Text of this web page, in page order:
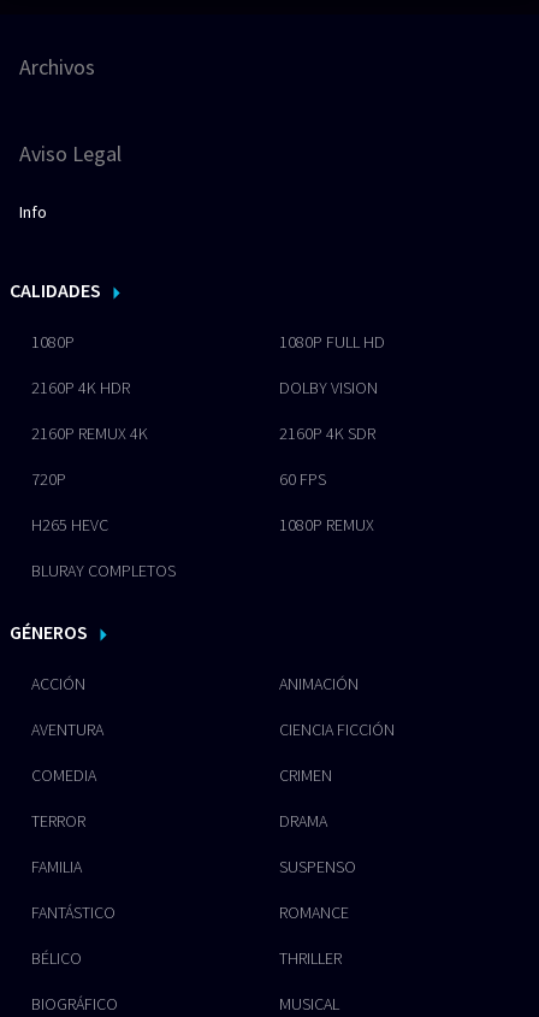
Archivos
Aviso Legal
Info
CALIDADES
1080P 1080P FULL HD
2160P 4K HDR DOLBY VISION
2160P REMUX 4K 2160P 4K SDR
720P 60 FPS
H265 HEVC 1080P REMUX
BLURAY COMPLETOS
GÉNEROS
ACCIÓN ANIMACIÓN
AVENTURA CIENCIA FICCIÓN
COMEDIA CRIMEN
TERROR DRAMA
FAMILIA SUSPENSO
FANTÁSTICO ROMANCE
BÉLICO THRILLER
BIOGRÁFICO MUSICAL